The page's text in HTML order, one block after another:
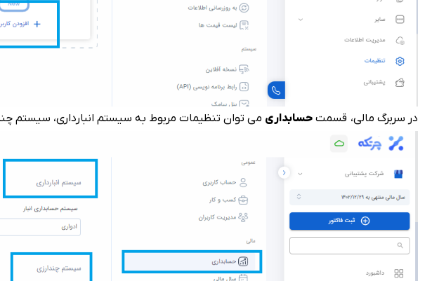
در سربرگ مالی، قسمت حسابداری می توان تنظیمات مربوط به سیستم انبارداری، سیستم